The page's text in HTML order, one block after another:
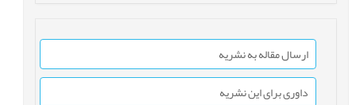
ارسال مقاله به نشریه
داوری برای این نشریه